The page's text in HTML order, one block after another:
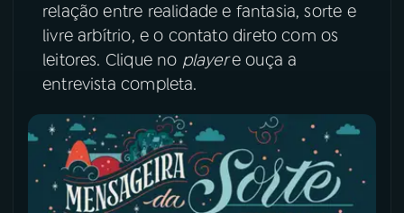
relação entre realidade e fantasia, sorte e
livre arbítrio, e o contato direto com os
leitores. Clique no playere ouça a
entrevista completa.